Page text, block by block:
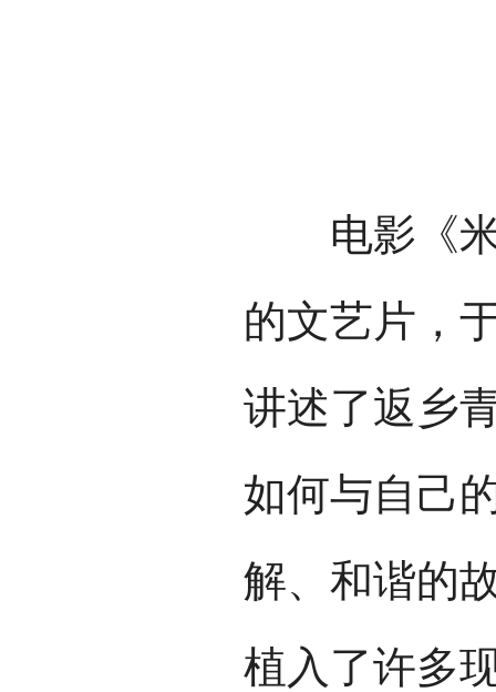
电影《米
的文艺片，
讲述了返乡
如何与自己
解、和谐的
植入了许多